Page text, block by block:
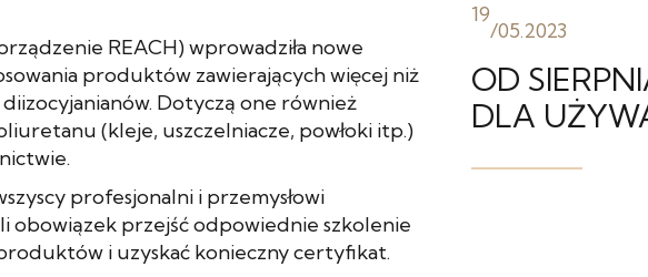
19
/05.2023
OD
DLA
REACH) wprowadziła nowe
produktów zawierających więcej niż
Dotyczą one również
(kleje, uszczelniacze, powłoki itp.)
profesjonalni i przemysłowi
obowiązek przejść odpowiednie szkolenie
i uzyskać konieczny certyfikat.